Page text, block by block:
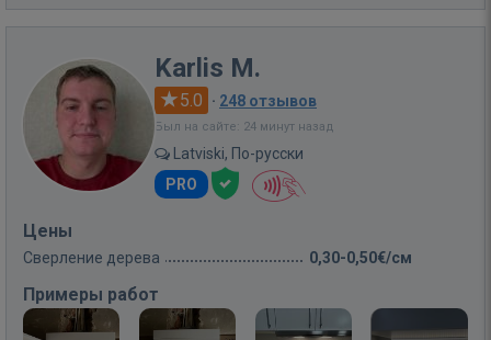
Karlis M.
5.0 · 248 отзывов
Был на сайте: 24 минут назад
Latviski, По-русски
PRO
Цены
Сверление дерева 0,30-0,50€/см
Примеры работ